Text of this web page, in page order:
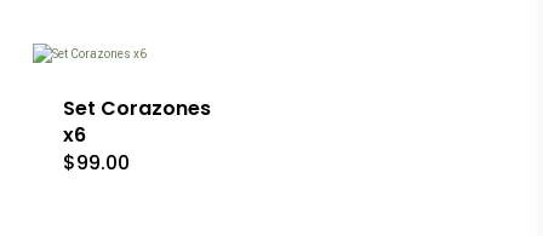
múltiples
pueden
Set Corazones
x6
$99.00